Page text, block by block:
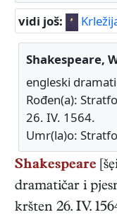
vidi još:
Shakespeare,
engleski
Rođen(a):
26. IV. 1564.
Umr(la)o:
Shakespeare
dramatičar i
kršten 26. IV.